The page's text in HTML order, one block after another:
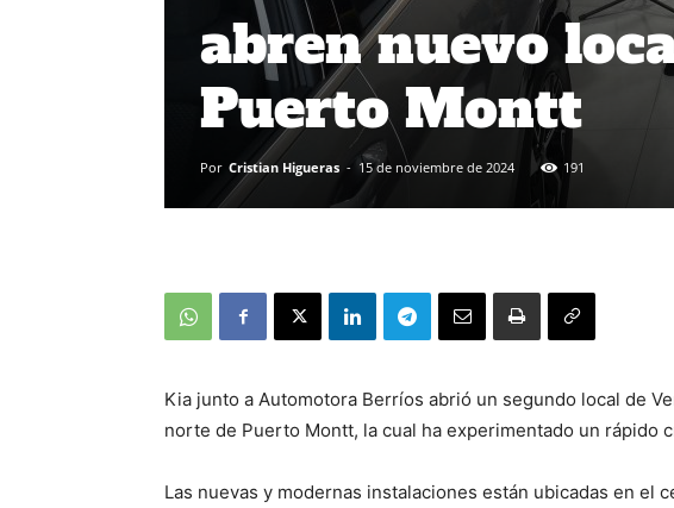
abren nuevo
Puerto Montt
Por Cristian Higueras - 15 de noviembre de 2024 191
Kia junto a Automotora Berríos abrió un segundo local de
norte de Puerto Montt, la cual ha experimentado un rápido
Las nuevas y modernas instalaciones están ubicadas en el